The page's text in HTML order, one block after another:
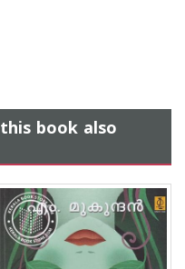
book also